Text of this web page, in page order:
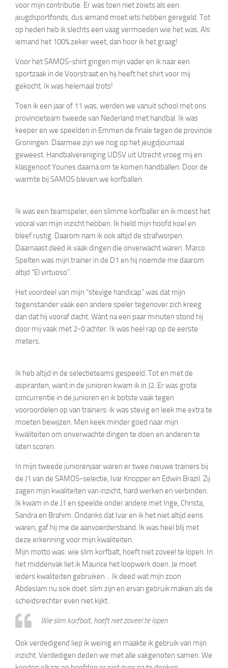
voor mijn contributie. Er was toen niet zoiets als een
jeugdsportfonds, dus iemand moet iets hebben geregeld. Tot
op heden heb ik slechts een vaag vermoeden wie het was. Als
iemand het 100% zeker weet, dan hoor ik het graag!
Voor het SAMOS-shirt gingen mijn vader en ik naar een
sportzaak in de Voorstraat en hij heeft het shirt voor mij
gekocht. Ik was helemaal trots!
Toen ik een jaar of 11 was, werden we vanuit school met ons
provincieteam tweede van Nederland met handbal. Ik was
keeper en we speelden in Emmen de finale tegen de provincie
Groningen. Daarmee zijn we nog op het jeugdjournaal
geweest. Handbalvereniging UDSV uit Utrecht vroeg mij en
klasgenoot Younes daarna om te komen handballen. Door de
warmte bij SAMOS bleven we korfballen.
Ik was een teamspeler, een slimme korfballer en ik moest het
vooral van mijn inzicht hebben. Ik hield mijn hoofd koel en
bleef rustig. Daarom nam ik ook altijd de strafworpen.
Daarnaast deed ik vaak dingen die onverwacht waren. Marco
Spelten was mijn trainer in de D1 en hij noemde me daarom
altijd “El virtuoso”.
Het voordeel van mijn “stevige handicap” was dat mijn
tegenstander vaak een andere speler tegenover zich kreeg
dan dat hij vooraf dacht. Want na een paar minuten stond hij
door mij vaak met 2-0 achter. Ik was heel rap op de eerste
meters.
Ik heb altijd in de selectieteams gespeeld. Tot en met de
aspiranten, want in de junioren kwam ik in J2. Er was grote
concurrentie in de junioren en ik botste vaak tegen
vooroordelen op van trainers: ik was stevig en leek me extra te
moeten bewijzen. Men keek minder goed naar mijn
kwaliteiten om onverwachte dingen te doen en anderen te
laten scoren.
In mijn tweede juniorenjaar waren er twee nieuwe trainers bij
de J1 van de SAMOS-selectie, Ivar Knopper en Edwin Brazil. Zij
zagen mijn kwaliteiten van inzicht, hard werken en verbinden.
Ik kwam in de J1 en speelde onder andere met Inge, Christa,
Sandra en Brahim. Ondanks dat Ivar en ik het niet altijd eens
waren, gaf hij me de aanvoerdersband. Ik was heel blij met
deze erkenning voor mijn kwaliteiten.
Mijn motto was: wie slim korfbalt, hoeft niet zoveel te lopen. In
het middenvak liet ik Maurice het loopwerk doen. Je moet
ieders kwaliteiten gebruiken… Ik deed wat mijn zoon
Abdeslam nu ook doet: slim zijn en ervan gebruik maken als de
scheidsrechter even niet kijkt.
Wie slim korfbalt, hoeft niet zoveel te lopen
Ook verdedigend liep ik weinig en maakte ik gebruik van mijn
inzicht. Verdedigen deden we met alle vakgenoten samen. We